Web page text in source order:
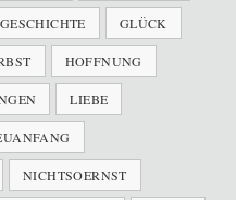
GESCHICHTE GLÜCK
HOFFNUNG
LIEBE
NICHTSOERNST